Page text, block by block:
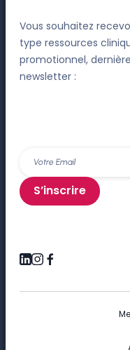
Vous souhaitez
type ressources
promotionnel,
newsletter :
S’inscrire